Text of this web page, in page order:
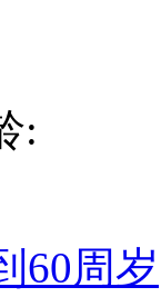
:
60周岁